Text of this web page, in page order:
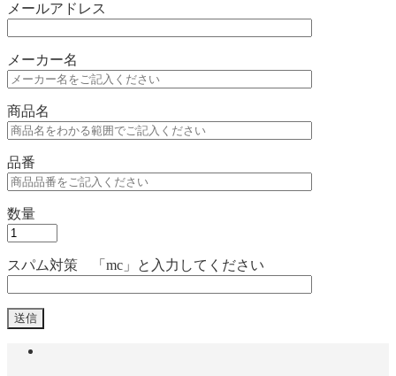
メールアドレス
メーカー名
商品名
品番
数量
スパム対策 「mc」と入力してください